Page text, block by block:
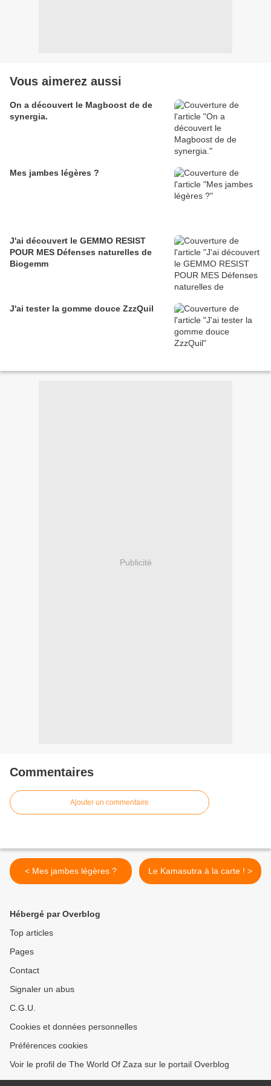
Vous aimerez aussi
On a découvert le Magboost de de
synergia.
Mes jambes légères ?
J'ai découvert le GEMMO RESIST
POUR MES Défenses naturelles de
Biogemm
J'ai tester la gomme douce ZzzQuil
Publicité
Commentaires
Ajouter un commentaire
< Mes jambes légères ? Le Kamasutra à la carte ! >
Hébergé par Overblog
Top articles
Pages
Contact
Signaler un abus
C.G.U.
Cookies et données personnelles
Préférences cookies
Voir le profil de The World Of Zaza sur le portail Overblog